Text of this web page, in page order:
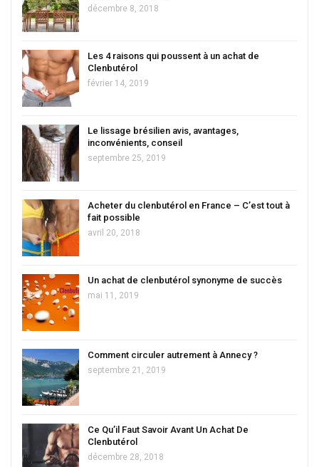
décembre 8, 2018
Les 4 raisons qui poussent à un achat de
Clenbutérol
février 14, 2019
Le lissage brésilien avis, avantages,
inconvénients, conseil
septembre 25, 2019
Acheter du clenbutérol en France – C’est tout à
fait possible
avril 20, 2018
Un achat de clenbutérol synonyme de succès
mai 11, 2019
Comment circuler autrement à Annecy ?
septembre 21, 2019
Ce Qu’il Faut Savoir Avant Un Achat De
Clenbutérol
décembre 28, 2018